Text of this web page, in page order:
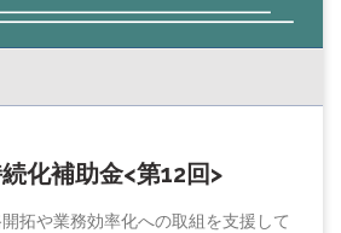
化補助金<第12回>
拓や業務効率化への取組を支援して